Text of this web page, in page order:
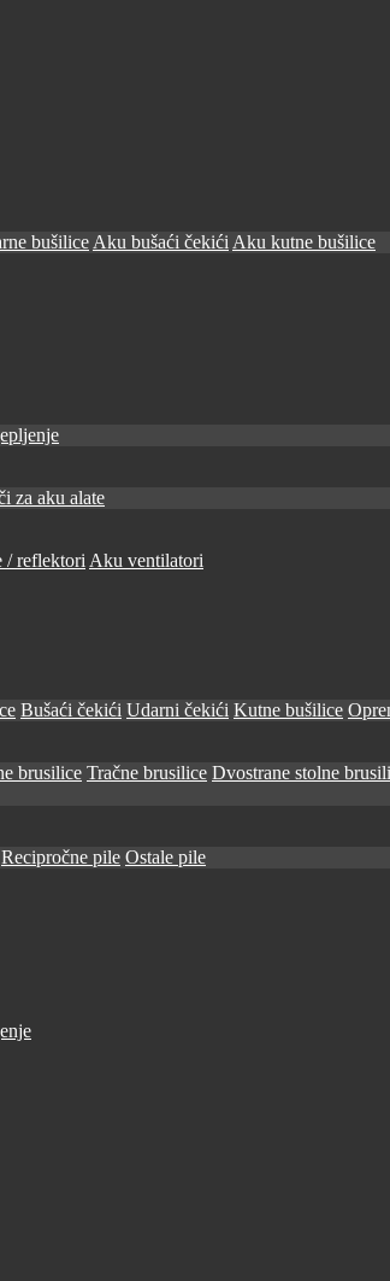
bušilice Aku bušaći čekići Aku kutne bušilice
za aku alate
/ reflektori Aku ventilatori
Bušaći čekići Udarni čekići Kutne bušilice
brusilice Tračne brusilice Dvostrane stolne
Recipročne pile Ostale pile